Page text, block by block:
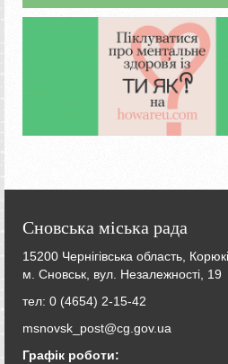
Сновська міська рада
15200 Чернігівська область,
м. Сновськ, вул. Незалежності, 19
тел: 0 (4654) 2-15-42
msnovsk_post@cg.gov.ua
Графік роботи: